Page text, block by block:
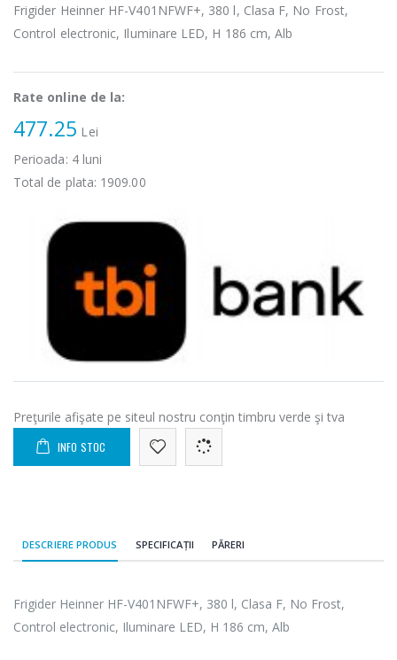
Frigider Heinner HF-V401NFWF+, 380 l, Clasa F, No Frost,
Control electronic, Iluminare LED, H 186 cm, Alb
Rate online de la:
477.25 Lei
Perioada: 4luni
Total de plata: 1909.00
Preţurile afişate pe siteul nostru conţin timbru verde şi tva
INFO STOC
DESCRIERE PRODUS SPECIFICAȚII PĂRERI
Frigider Heinner HF-V401NFWF+, 380 l, Clasa F, No Frost,
Control electronic, Iluminare LED, H 186 cm, Alb
799,00 Lei
electric cu filtru
89,00 Lei
199,00 Lei
Heinner HHB-